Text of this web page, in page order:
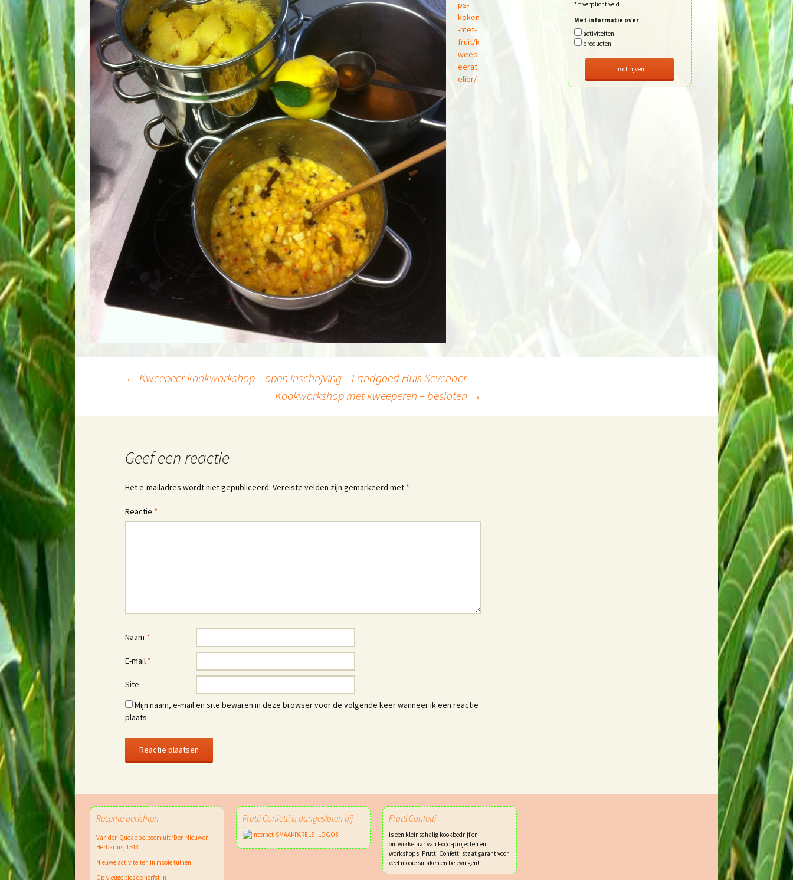
ps-
koken
-met-
fruit/k
weep
eerat
elier/
Berichtnavigatie
← Kweepeer kookworkshop – open inschrijving – Landgoed Huis Sevenaer
Kookworkshop met kweeperen – besloten →
Geef een reactie
Het e-mailadres wordt niet gepubliceerd. Vereiste velden zijn gemarkeerd met *
Reactie *
Naam *
E-mail *
Site
Mijn naam, e-mail en site bewaren in deze browser voor de volgende keer wanneer ik een reactie
plaats.
* = verplicht veld
Met informatie over
activiteiten
producten
Recente berichten
Van den Queappelboom uit ‘Den Nieuwen
Herbarius, 1543
Nieuwe activiteiten in mooie tuinen
Op vleugeltjes de herfst in
Frutti Confetti is aangesloten bij Frutti Confetti
is een kleinschalig kookbedrijf en
ontwikkelaar van Food-projecten en
workshops. Frutti Confetti staat garant voor
veel mooie smaken en belevingen!